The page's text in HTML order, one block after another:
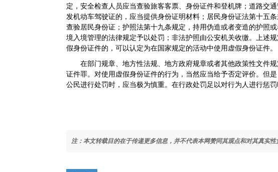
定，安全检查人员应当查验旅客客票、身份证件和登机牌；道路交
发机动车驾驶证的，应当提供身份证明材料；居民身份证法第十五
查验居民身份证；护照法第十九条规定，持用伪造或者变造的护照
境入境管理的法律规定予以处罚；非法护照由公安机关收缴。上述
假身份证件的，可以认定为在国家规定的活动中使用虚假身份证件。
在部门规章、地方性法规、地方政府规章或者其他政策性文件
证件罪。对使用虚假身份证件的行为，当然应当给予否定评价。但
公民进行处罚时，应当极为慎重。在行政处罚足以对行为人进行惩罚
注：本文转载目的在于传递更多信息，并不代表本网赞同其观点和对其真实